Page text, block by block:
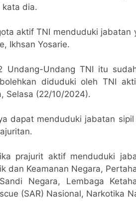
kata dia.
aktif TNI menduduki jabatan
Ikhsan Yosarie.
Undang TNI itu
diduduki oleh TNI
Selasa (22/10/2024).
dapat menduduki jabatan
prajurit aktif menduduki
dan Keamanan Negara,
Negara, Lembaga
(SAR) Nasional, Narkotika